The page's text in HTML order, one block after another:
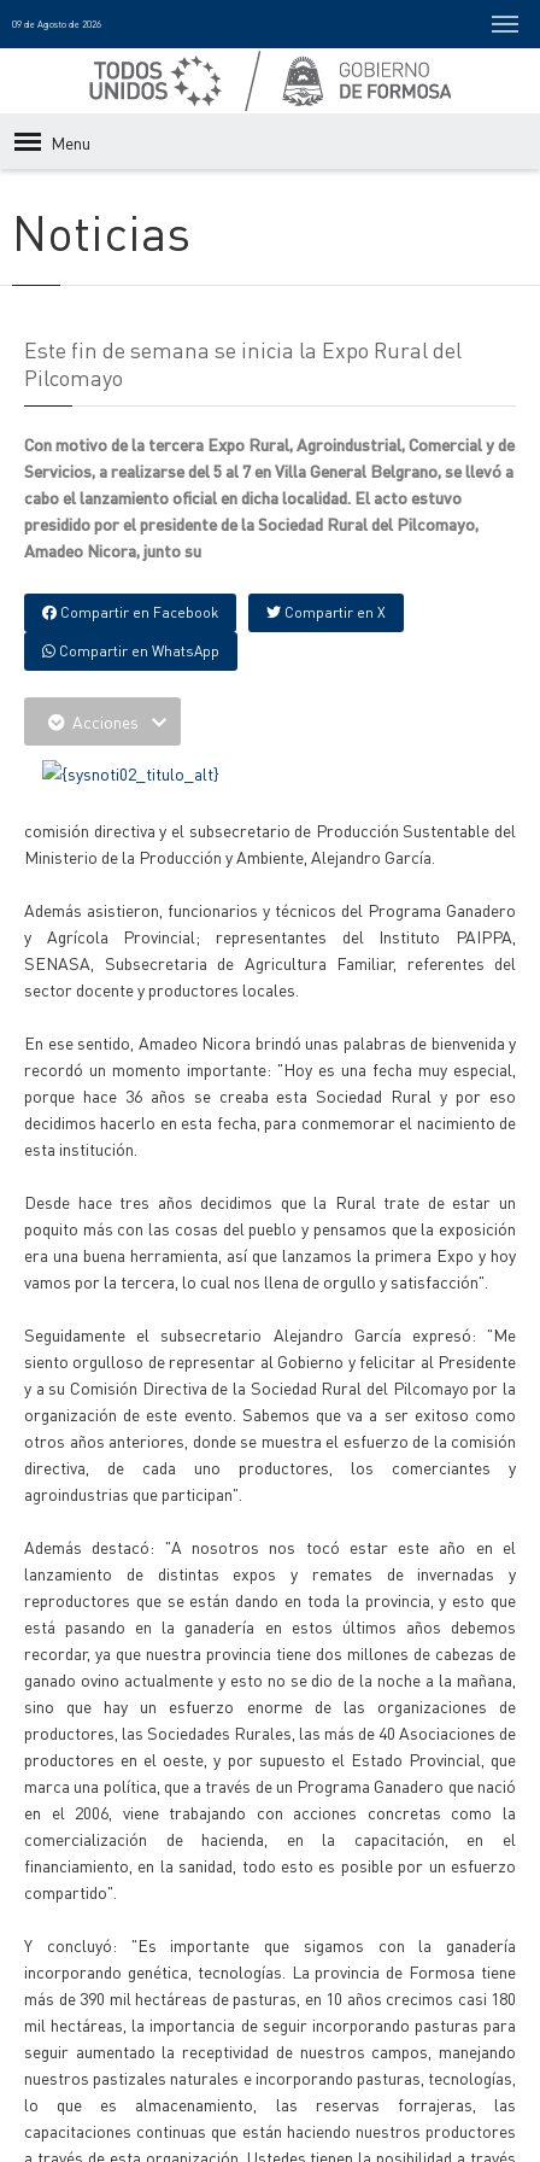
09 de Agosto de 2026
Menu
Noticias
Este fin de semana se inicia la Expo Rural del
Pilcomayo
Con motivo de la tercera Expo Rural, Agroindustrial, Comercial y de
Servicios, a realizarse del 5 al 7 en Villa General Belgrano, se llevó a
cabo el lanzamiento oficial en dicha localidad. El acto estuvo
presidido por el presidente de la Sociedad Rural del Pilcomayo,
Amadeo Nicora, junto su
Compartir en Facebook Compartir en X
Compartir en WhatsApp
Acciones
comisión directiva y el subsecretario de Producción Sustentable del
Ministerio de la Producción y Ambiente, Alejandro García.
Además asistieron, funcionarios y técnicos del Programa Ganadero
y Agrícola Provincial; representantes del Instituto PAIPPA,
SENASA, Subsecretaria de Agricultura Familiar, referentes del
sector docente y productores locales.
En ese sentido, Amadeo Nicora brindó unas palabras de bienvenida y
recordó un momento importante: "Hoy es una fecha muy especial,
porque hace 36 años se creaba esta Sociedad Rural y por eso
decidimos hacerlo en esta fecha, para conmemorar el nacimiento de
esta institución.
Desde hace tres años decidimos que la Rural trate de estar un
poquito más con las cosas del pueblo y pensamos que la exposición
era una buena herramienta, así que lanzamos la primera Expo y hoy
vamos por la tercera, lo cual nos llena de orgullo y satisfacción".
Seguidamente el subsecretario Alejandro García expresó: "Me
siento orgulloso de representar al Gobierno y felicitar al Presidente
y a su Comisión Directiva de la Sociedad Rural del Pilcomayo por la
organización de este evento. Sabemos que va a ser exitoso como
otros años anteriores, donde se muestra el esfuerzo de la comisión
directiva, de cada uno productores, los comerciantes y
agroindustrias que participan".
Además destacó: "A nosotros nos tocó estar este año en el
lanzamiento de distintas expos y remates de invernadas y
reproductores que se están dando en toda la provincia, y esto que
está pasando en la ganadería en estos últimos años debemos
recordar, ya que nuestra provincia tiene dos millones de cabezas de
ganado ovino actualmente y esto no se dio de la noche a la mañana,
sino que hay un esfuerzo enorme de las organizaciones de
productores, las Sociedades Rurales, las más de 40 Asociaciones de
productores en el oeste, y por supuesto el Estado Provincial, que
marca una política, que a través de un Programa Ganadero que nació
en el 2006, viene trabajando con acciones concretas como la
comercialización de hacienda, en la capacitación, en el
financiamiento, en la sanidad, todo esto es posible por un esfuerzo
compartido".
Y concluyó: "Es importante que sigamos con la ganadería
incorporando genética, tecnologías. La provincia de Formosa tiene
más de 390 mil hectáreas de pasturas, en 10 años crecimos casi 180
mil hectáreas, la importancia de seguir incorporando pasturas para
seguir aumentado la receptividad de nuestros campos, manejando
nuestros pastizales naturales e incorporando pasturas, tecnologías,
lo que es almacenamiento, las reservas forrajeras, las
capacitaciones continuas que están haciendo nuestros productores
a través de esta organización. Ustedes tienen la posibilidad a través